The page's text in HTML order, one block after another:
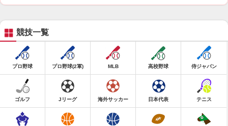
競技一覧
プロ野球 プロ野球(2軍) MLB 高校野球 侍ジャパン
ゴルフ Jリーグ 海外サッカー 日本代表 テニス